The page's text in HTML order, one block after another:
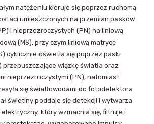
natężeniu kieruje się poprzez ruchomą
umieszczonych na przemian pasków
i nieprzezroczystych (PN) na liniową
(MS), przy czym liniową matrycę
cyklicznie oświetla się poprzez paski
wiązkę światła oraz
nieprzezroczystymi (PN), natomiast
się światłowodami do fotodetektora
świetlny poddaje się detekcji i wytwarza
elektryczny, który wzmacnia się, filtruje i